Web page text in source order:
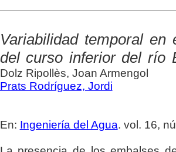
Variabilidad temporal en
del curso inferior del río
Dolz Ripollès, Joan Armengol
Prats Rodríguez, Jordi
En: Ingeniería del Agua. vol. 16,